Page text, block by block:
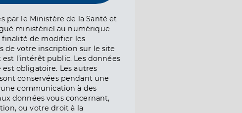
par le Ministère de la Santé et
ministériel au numérique
de modifier les
de votre inscription sur le site
l’intérêt public. Les données
obligatoire. Les autres
conservées pendant une
communication à des
données vous concernant,
ou votre droit à la